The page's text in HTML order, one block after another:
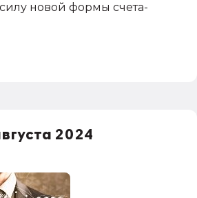
новой формы счета-
2024